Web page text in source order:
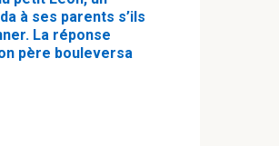
à ses parents s’ils
La réponse
père bouleversa